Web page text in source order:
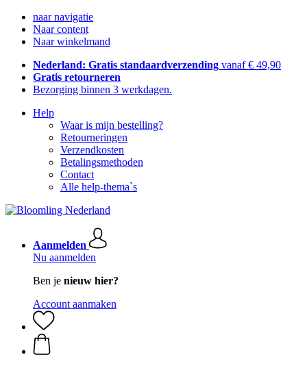
naar navigatie
Naar content
Naar winkelmand
Nederland: Gratis standaardverzending vanaf € 49,90
Gratis retourneren
Bezorging binnen 3 werkdagen.
Help
Waar is mijn bestelling?
Retourneringen
Verzendkosten
Betalingsmethoden
Contact
Alle help-thema`s
Aanmelden
Nu aanmelden
Ben je nieuw hier?
Account aanmaken